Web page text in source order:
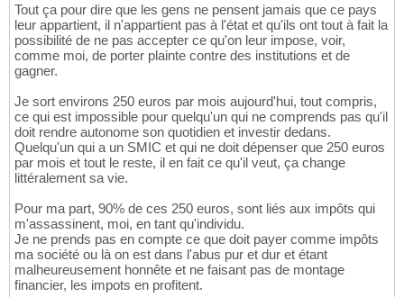
Tout ça pour dire que les gens ne pensent jamais que ce pays
leur appartient, il n'appartient pas à l'état et qu'ils ont tout à fait la
possibilité de ne pas accepter ce qu'on leur impose, voir,
comme moi, de porter plainte contre des institutions et de
gagner.
Je sort environs 250 euros par mois aujourd'hui, tout compris,
ce qui est impossible pour quelqu'un qui ne comprends pas qu'il
doit rendre autonome son quotidien et investir dedans.
Quelqu'un qui a un SMIC et qui ne doit dépenser que 250 euros
par mois et tout le reste, il en fait ce qu'il veut, ça change
littéralement sa vie.
Pour ma part, 90% de ces 250 euros, sont liés aux impôts qui
m'assassinent, moi, en tant qu'individu.
Je ne prends pas en compte ce que doit payer comme impôts
ma société ou là on est dans l'abus pur et dur et étant
malheureusement honnête et ne faisant pas de montage
financier, les impots en profitent.